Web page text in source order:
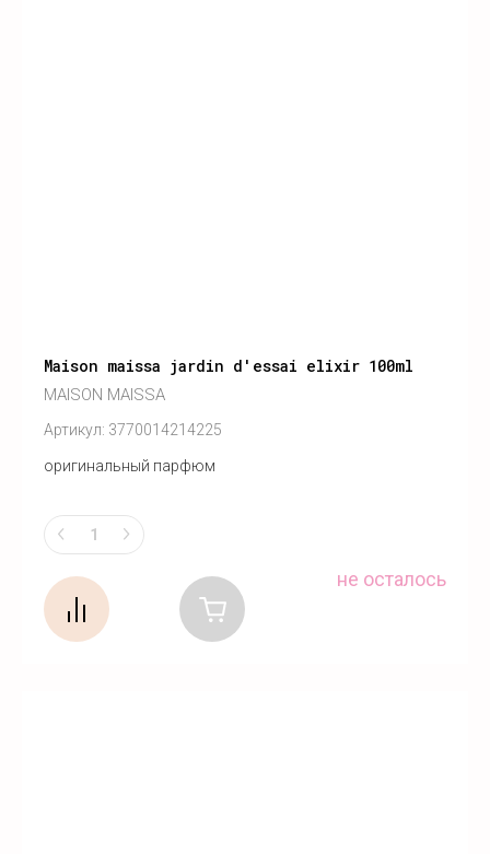
Maison maissa jardin d'essai elixir 100ml
MAISON MAISSA
Артикул: 3770014214225
оригинальный парфюм
не осталось